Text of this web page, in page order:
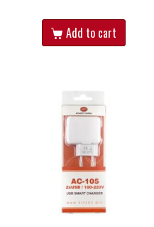
Add to cart